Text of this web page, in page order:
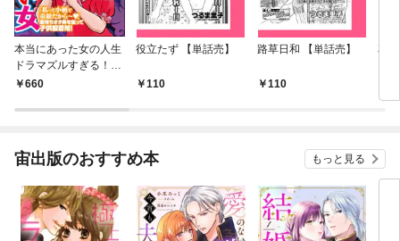
本当にあった女の人生
ドラマズルすぎる！計
算高い女 Vol.1
660
役立たず 【単話売】
110
路草日和 【単話売】
110
花
宙出版のおすすめ本 もっと見る